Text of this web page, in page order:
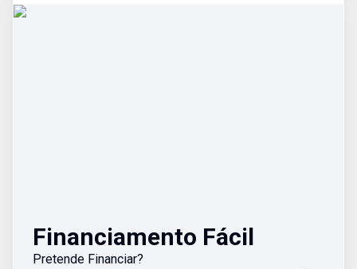
Financiamento Fácil
Pretende Financiar?